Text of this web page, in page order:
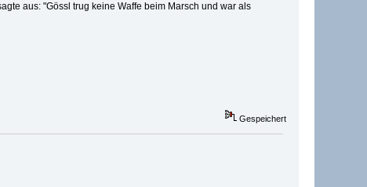
aus: "Gössl trug keine Waffe beim Marsch und war als
Gespeichert